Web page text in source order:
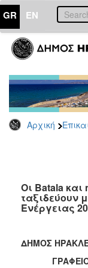
GR EN
Αρχική
ΕΠΙΚΑΙΡΟΤΗΤΑ
Τύπου
Αρχείο
2026
2025
2022
2021
2019
2018
Οι Batala
ταξιδεύουν
Ενέργειας
ΔΗΜΟΣ
ΓΡΑΦΕΙΟ